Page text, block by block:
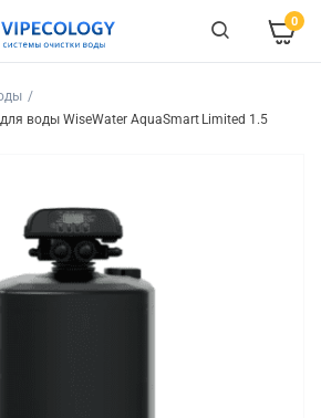
0
воды WiseWater AquaSmart Limited 1.5